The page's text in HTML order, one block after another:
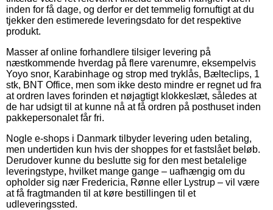
inden for få dage, og derfor er det temmelig fornuftigt at du
tjekker den estimerede leveringsdato for det respektive
produkt.
Masser af online forhandlere tilsiger levering på
næstkommende hverdag på flere varenumre, eksempelvis
Yoyo snor, Karabinhage og strop med tryklås, Bælteclips, 1
stk, BNT Office, men som ikke desto mindre er regnet ud fra
at ordren laves forinden et nøjagtigt klokkeslæt, således at
de har udsigt til at kunne nå at få ordren på posthuset inden
pakkepersonalet får fri.
Nogle e-shops i Danmark tilbyder levering uden betaling,
men undertiden kun hvis der shoppes for et fastslået beløb.
Derudover kunne du beslutte sig for den mest betalelige
leveringstype, hvilket mange gange – uafhængig om du
opholder sig nær Fredericia, Rønne eller Lystrup – vil være
at få fragtmanden til at køre bestillingen til et
udleveringssted.